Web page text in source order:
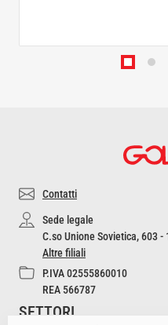
Contatti
Sede legale
C.so Unione Sovietica, 603 -
Altre filiali
P.IVA 02555860010
REA 566787
SETTORI